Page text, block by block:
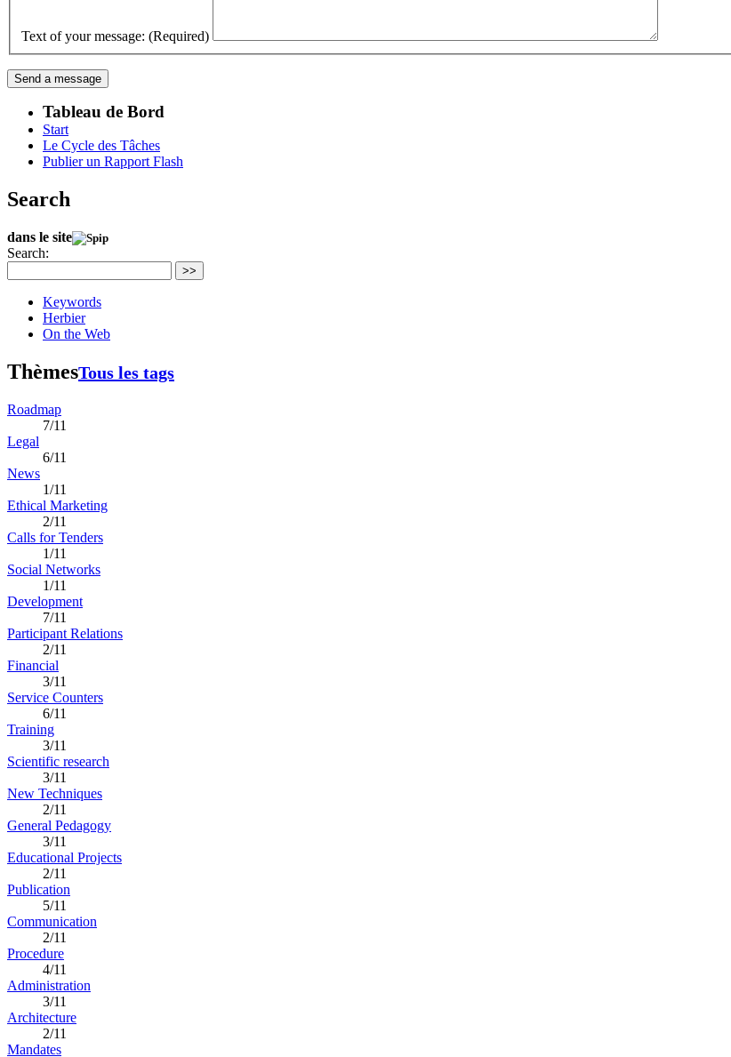
Text of your message: (Required)
Tableau de Bord
Start
Le Cycle des Tâches
Publier un Rapport Flash
Search
dans le site
Search:
>>
Keywords
Herbier
On the Web
ThèmesTous les tags
Roadmap
7/11
Legal
6/11
News
1/11
Ethical Marketing
2/11
Calls for Tenders
1/11
Social Networks
1/11
Development
7/11
Participant Relations
2/11
Financial
3/11
Service Counters
6/11
Training
3/11
Scientific research
3/11
New Techniques
2/11
General Pedagogy
3/11
Educational Projects
2/11
Publication
5/11
Communication
2/11
Procedure
4/11
Administration
3/11
Architecture
2/11
Mandates